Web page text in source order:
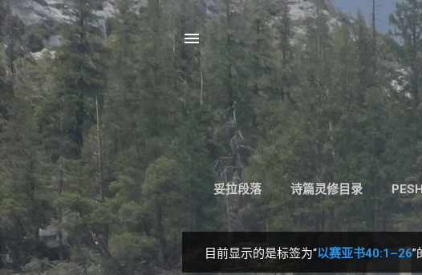
妥拉段落 诗篇灵修目录
目前显示的是标签为“以赛亚书40:1–26”